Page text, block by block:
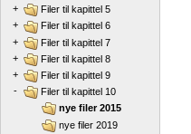
+
Filer til kapittel 5
+
Filer til kapittel 6
+
Filer til kapittel 7
+
Filer til kapittel 8
+
Filer til kapittel 9
-
Filer til kapittel 10
nye filer 2015
nye filer 2019